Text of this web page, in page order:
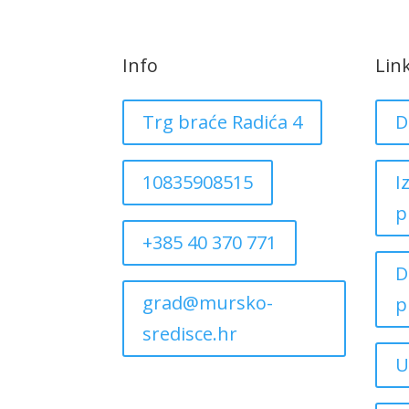
Info
Trg braće Radića 4
10835908515
+385 40 370 771
grad@mursko-
sredisce.hr